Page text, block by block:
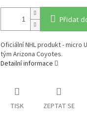
Přidat
Oficiální NHL produkt - micro
tým Arizona Coyotes.
Detailní informace
TISK ZEPTAT SE